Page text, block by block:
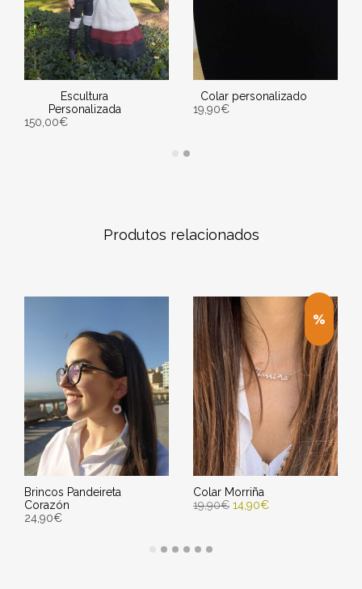
Escultura
Personalizada
150,00€
Colar personalizado
19,90€
Produtos relacionados
Brincos Pandeireta
Corazón
24,90€
Colar Morriña
19,90€ 14,90€